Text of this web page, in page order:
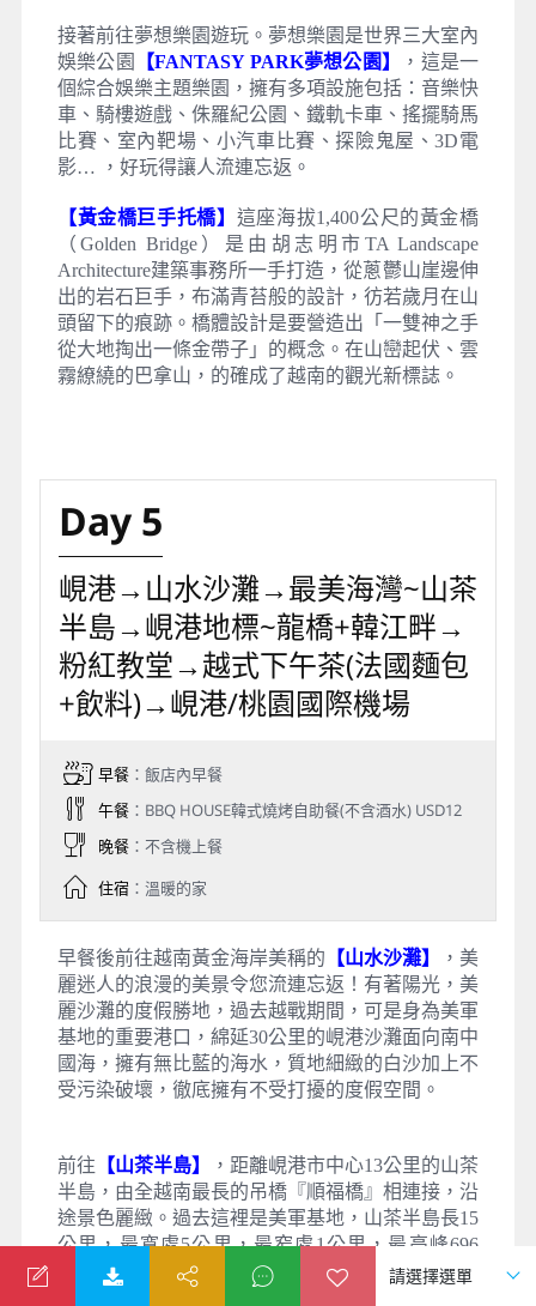
接著前往夢想樂園遊玩。夢想樂園是世界三大室內
娛樂公園
【FANTASY PARK夢想公園】
，這是一
個綜合娛樂主題樂園，擁有多項設施包括：音樂快
車、騎樓遊戲、侏羅紀公園、鐵軌卡車、搖擺騎馬
比賽、室內靶場、小汽車比賽、探險鬼屋、3D電
影… ，好玩得讓人流連忘返。
【黃金橋巨手托橋】 這座海拔1,400公尺的黃金橋
（Golden Bridge）是由胡志明市TA Landscape
Architecture建築事務所一手打造，從蔥鬱山崖邊伸
出的岩石巨手，布滿青苔般的設計，彷若歲月在山
頭留下的痕跡。橋體設計是要營造出「一雙神之手
從大地掏出一條金帶子」的概念。在山巒起伏、雲
霧繚繞的巴拿山，的確成了越南的觀光新標誌。
Day 5
峴港→山水沙灘→最美海灣~山茶
半島→峴港地標~龍橋+韓江畔→
粉紅教堂→越式下午茶(法國麵包
+飲料)→峴港/桃園國際機場
早餐：飯店內早餐
午餐：BBQ HOUSE韓式燒烤自助餐(不含酒水) USD12
晚餐：不含機上餐
住宿：溫暖的家
早餐後前往越南黃金海岸美稱的 【山水沙灘】
，美
麗迷人的浪漫的美景令您流連忘返！有著陽光，美
麗沙灘的度假勝地，過去越戰期間，可是身為美軍
基地的重要港口，綿延30公里的峴港沙灘面向南中
國海，擁有無比藍的海水，質地細緻的白沙加上不
受污染破壞，徹底擁有不受打擾的度假空間。
前往 【山茶半島】
，距離峴港市中心13公里的山茶
半島，由全越南最長的吊橋『順福橋』相連接，沿
途景色麗緻。過去這裡是美軍基地，山茶半島長15
公里，最寬處5公里，最窄處1公里，最高峰696
米，有原始林4370公頃，珍稀動物有爪哇猴、長尾